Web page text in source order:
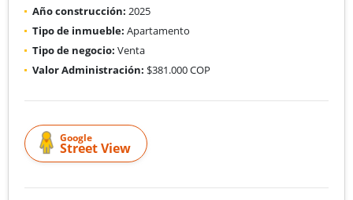
Año construcción: 2025
Tipo de inmueble: Apartamento
Tipo de negocio: Venta
Valor Administración: $381.000 COP
Google
Street View